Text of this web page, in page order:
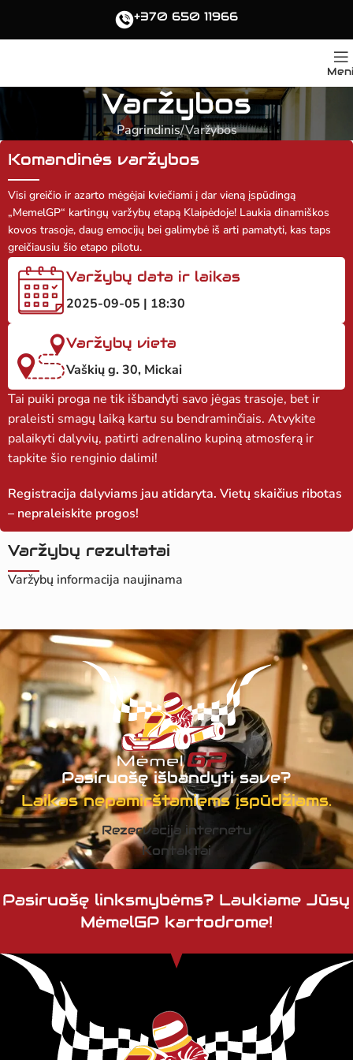
+370 650 11966
Varžybos
Pagrindinis Varžybos
Komandinės varžybos
Visi greičio ir azarto mėgėjai kviečiami į dar vieną įspūdingą
„MemelGP“ kartingų varžybų etapą Klaipėdoje! Laukia dinamiškos
kovos trasoje, daug emocijų bei galimybė iš arti pamatyti, kas taps
greičiausiu šio etapo pilotu.
Varžybų data ir laikas
2025-09-05 | 18:30
Varžybų vieta
Vaškių g. 30, Mickai
Tai puiki proga ne tik išbandyti savo jėgas trasoje, bet ir
praleisti smagų laiką kartu su bendraminčiais. Atvykite
palaikyti dalyvių, patirti adrenalino kupiną atmosferą ir
tapkite šio renginio dalimi!
Registracija dalyviams jau atidaryta. Vietų skaičius ribotas
– nepraleiskite progos!
Varžybų rezultatai
Varžybų informacija naujinama
Pasiruošę išbandyti save?
Laikas nepamirštamiems įspūdžiams.
Rezervacija internetu
Kontaktai
Pasiruošę linksmybėms? Laukiame Jūsų
MėmelGP kartodrome!